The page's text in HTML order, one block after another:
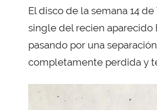
r
X
a
v
o
El disco de la semana 14
single del recien aparecido
pasando por una
completamente perdida y